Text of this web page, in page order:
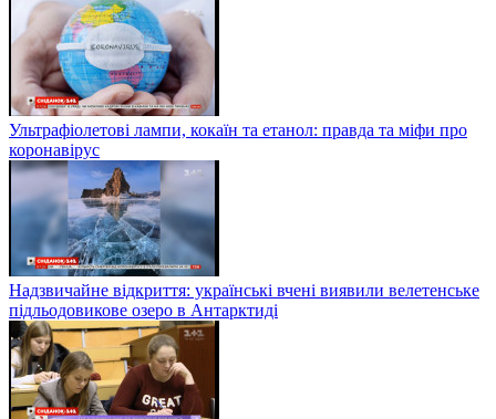
Ультрафіолетові лампи, кокаїн та етанол: правда та міфи про
коронавірус
Надзвичайне відкриття: українські вчені виявили велетенське
підльодовикове озеро в Антарктиді